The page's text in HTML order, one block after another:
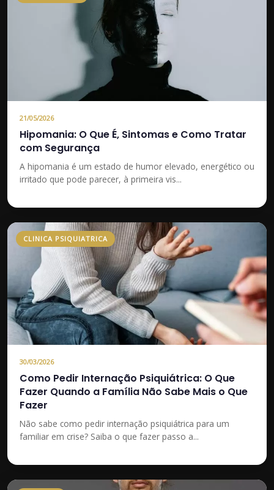
21/05/2026
Hipomania: O Que É, Sintomas e Como Tratar
com Segurança
A hipomania é um estado de humor elevado, energético ou
irritado que pode parecer, à primeira vis...
CLINICA PSIQUIATRICA
30/03/2026
Como Pedir Internação Psiquiátrica: O Que
Fazer Quando a Família Não Sabe Mais o Que
Fazer
Não sabe como pedir internação psiquiátrica para um
familiar em crise? Saiba o que fazer passo a...